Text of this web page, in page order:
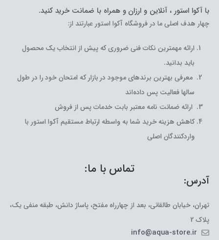
با آکوا استور ، آنلاین و ارزان و همراه با ضمانت خرید کنید.
چهار هدف اصلی ما در فروشگاه آکوا استور عبارتند از:
ارائه مهمترین نکات فنی ضروری که پیش از انتخاب یک محصول
باید بدانید.
معرفی بهترین برندهای موجود در بازار که امتحان خود را در طول
سالها فعالیت پس داده‌اند
ارائه ضمانت نامه معتبر بابت خدمات پس از فروش
کاهش هزینه خرید شما به واسطه ارتباط مستقیم آکوا استور با
واردکنندگان اصلی
تماس با ما:
آدرس:
تهران، خیابان طالقانی، بعد از چهارراه مفتح، پاساژ دانش، طبقه منفی یک،
پلاک 2
info@aqua-store.ir